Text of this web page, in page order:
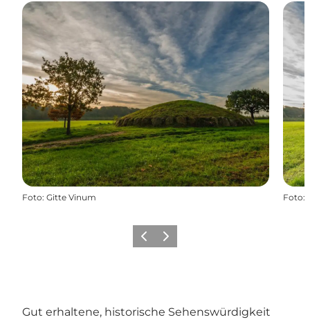
Foto: Gitte Vinum Foto:
ZurückWeiter
Gut erhaltene, historische Sehenswürdigkeit